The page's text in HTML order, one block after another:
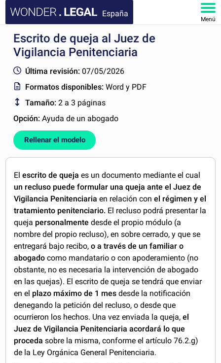
España
Menú
INICIO
FAQ
MI CUENTA
Escrito de queja al Juez de
Vigilancia Penitenciaria
Última revisión: 07/05/2026
Formatos disponibles:Word y PDF
Tamaño: 2 a 3 páginas
Opción:Ayuda de un abogado
Rellenar el modelo
Elescrito de queja es un documento mediante el cual
un recluso puede formular una queja ante el Juez de
Vigilancia Penitenciaria en relación conel régimen y el
tratamiento penitenciario. El recluso podrá presentar la
queja personalmente desde el propio módulo (a
nombre del propio recluso), en sobre cerrado, y que se
entregará bajo recibo,o a través de un familiar o
abogado como mandatario o con apoderamiento (no
obstante, no es necesaria la intervención de abogado
en las quejas). El escrito de queja se tendrá que enviar
en el plazo máximo de 1 mes desde la notificación
denegando la petición del recluso, o desde que
ocurrieron los hechos. Una vez enviada la queja,el
Juez de Vigilancia Penitenciaria acordará lo que
proceda sobre la misma, conforme el artículo 76.2.g)
de la Ley Orgánica General Penitenciaria.